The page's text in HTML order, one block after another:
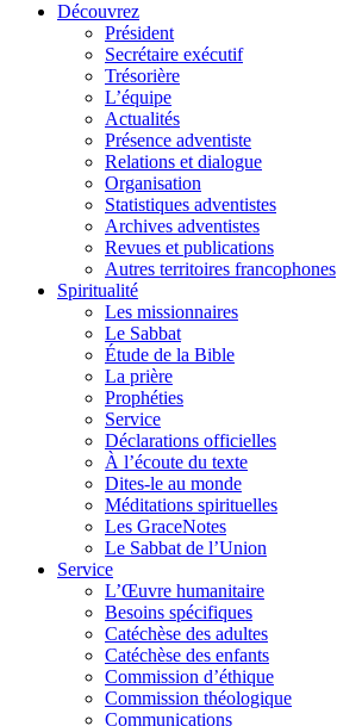
Découvrez
Président
Secrétaire exécutif
Trésorière
L’équipe
Actualités
Présence adventiste
Relations et dialogue
Organisation
Statistiques adventistes
Archives adventistes
Revues et publications
Autres territoires francophones
Spiritualité
Les missionnaires
Le Sabbat
Étude de la Bible
La prière
Prophéties
Service
Déclarations officielles
À l’écoute du texte
Dites-le au monde
Méditations spirituelles
Les GraceNotes
Le Sabbat de l’Union
Service
L’Œuvre humanitaire
Besoins spécifiques
Catéchèse des adultes
Catéchèse des enfants
Commission d’éthique
Commission théologique
Communications